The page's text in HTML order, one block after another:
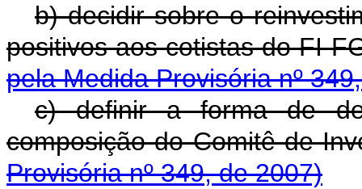
b) decidir sobre o
positivos aos cotistas do
pela Medida Provisória nº
c) definir a forma de
composição do Comitê de
Provisória nº 349, de 2007)